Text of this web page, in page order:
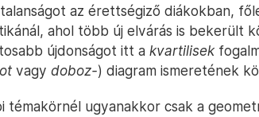
az érettségiző diákokban,
ahol több új elvárás is bekerült
újdonságot itt a kvartilisek
vagy doboz-) diagram ismeretének
témakörnél ugyanakkor csak a